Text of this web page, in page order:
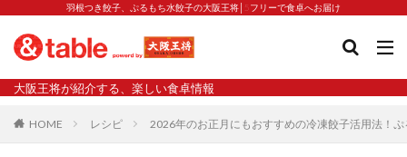
羽根つき餃子、ぷるもち水餃子の大阪王将│5フリーで食卓へお届け
大阪王将が紹介する、楽しい食卓情報
HOME レシピ 2026年のお正月にもおすすめの冷凍餃子活用法！
タグ
2023新商品 炒飯の素 業務スーパー
水餃子
減塩
渡韓 渡韓ごっこ 炒飯
焼きそば